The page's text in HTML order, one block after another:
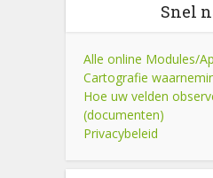
Snel
Alle online Modules/
Cartografie
Hoe uw velden
(documenten)
Privacybeleid